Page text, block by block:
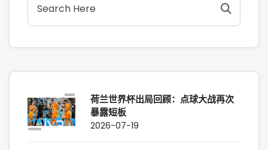
荷兰世界杯出局回顾：点球大战再次
暴露短板
2026-07-19